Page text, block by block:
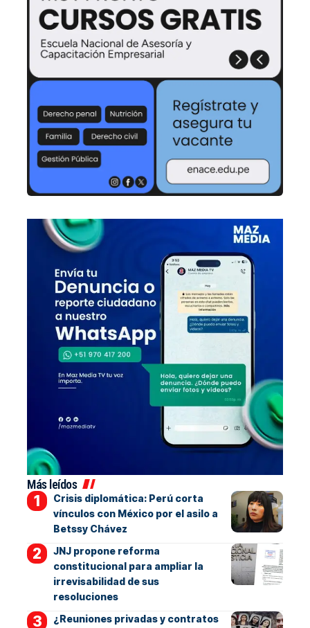
Más leídos
Crisis diplomática: Perú corta
vínculos con México por el asilo a
Betssy Chávez
JNJ propone reforma
constitucional para ampliar la
irrevisabilidad de sus
resoluciones
¿Reuniones privadas y contratos